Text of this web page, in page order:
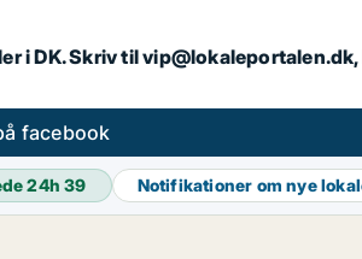
i DK. Skriv til
facebook
24h39 Notifikationer om nye